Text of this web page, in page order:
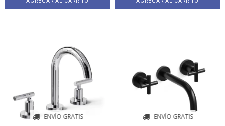
ENVÍO GRATIS ENVÍO GRATIS